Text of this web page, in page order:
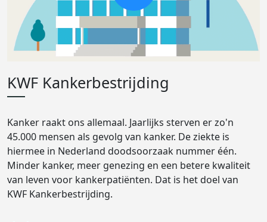
KWF Kankerbestrijding
Kanker raakt ons allemaal. Jaarlijks sterven er zo'n
45.000 mensen als gevolg van kanker. De ziekte is
hiermee in Nederland doodsoorzaak nummer één.
Minder kanker, meer genezing en een betere kwaliteit
van leven voor kankerpatiënten. Dat is het doel van
KWF Kankerbestrijding.